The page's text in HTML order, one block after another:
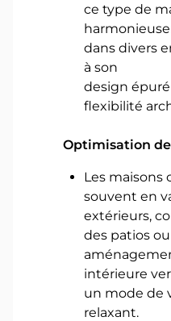
ce type de
dans divers
à son
design épuré
flexibilité
Optimisation
Les
souvent en
extérieurs,
des patios
intérieure
un mode de
relaxant.